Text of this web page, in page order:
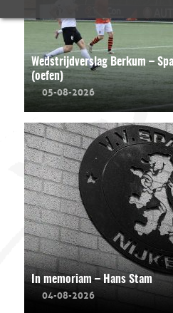
Wedstrijdverslag Berkum –
(oefen)
05-08-2026
In memoriam – Hans Stam
04-08-2026